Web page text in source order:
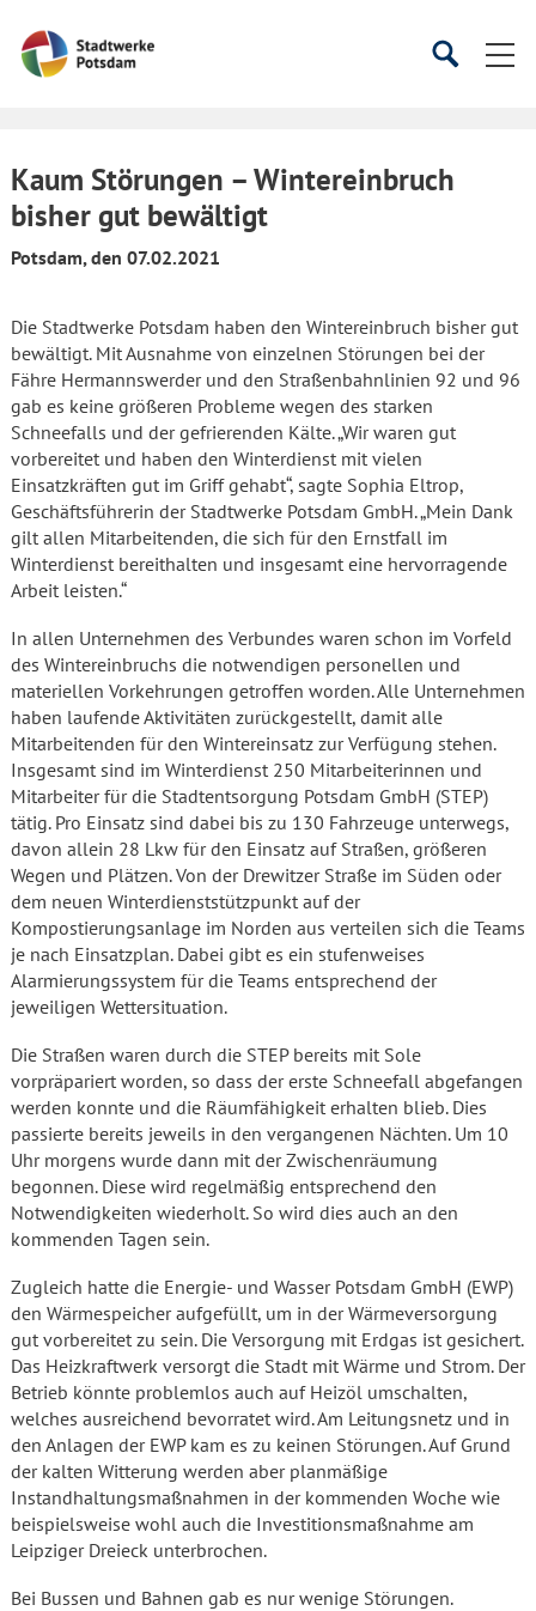
Startseite
SucheSuche
Kaum Störungen – Wintereinbruch
bisher gut bewältigt
Potsdam, den 07.02.2021
Die Stadtwerke Potsdam haben den Wintereinbruch bisher gut
bewältigt. Mit Ausnahme von einzelnen Störungen bei der
Fähre Hermannswerder und den Straßenbahnlinien 92 und 96
gab es keine größeren Probleme wegen des starken
Schneefalls und der gefrierenden Kälte. „Wir waren gut
vorbereitet und haben den Winterdienst mit vielen
Einsatzkräften gut im Griff gehabt“, sagte Sophia Eltrop,
Geschäftsführerin der Stadtwerke Potsdam GmbH. „Mein Dank
gilt allen Mitarbeitenden, die sich für den Ernstfall im
Winterdienst bereithalten und insgesamt eine hervorragende
Arbeit leisten.“
In allen Unternehmen des Verbundes waren schon im Vorfeld
des Wintereinbruchs die notwendigen personellen und
materiellen Vorkehrungen getroffen worden. Alle Unternehmen
haben laufende Aktivitäten zurückgestellt, damit alle
Mitarbeitenden für den Wintereinsatz zur Verfügung stehen.
Insgesamt sind im Winterdienst 250 Mitarbeiterinnen und
Mitarbeiter für die Stadtentsorgung Potsdam GmbH (STEP)
tätig. Pro Einsatz sind dabei bis zu 130 Fahrzeuge unterwegs,
davon allein 28 Lkw für den Einsatz auf Straßen, größeren
Wegen und Plätzen. Von der Drewitzer Straße im Süden oder
dem neuen Winterdienststützpunkt auf der
Kompostierungsanlage im Norden aus verteilen sich die Teams
je nach Einsatzplan. Dabei gibt es ein stufenweises
Alarmierungssystem für die Teams entsprechend der
jeweiligen Wettersituation.
Die Straßen waren durch die STEP bereits mit Sole
vorpräpariert worden, so dass der erste Schneefall abgefangen
werden konnte und die Räumfähigkeit erhalten blieb. Dies
passierte bereits jeweils in den vergangenen Nächten. Um 10
Uhr morgens wurde dann mit der Zwischenräumung
begonnen. Diese wird regelmäßig entsprechend den
Notwendigkeiten wiederholt. So wird dies auch an den
kommenden Tagen sein.
Zugleich hatte die Energie- und Wasser Potsdam GmbH (EWP)
den Wärmespeicher aufgefüllt, um in der Wärmeversorgung
gut vorbereitet zu sein. Die Versorgung mit Erdgas ist gesichert.
Das Heizkraftwerk versorgt die Stadt mit Wärme und Strom. Der
Betrieb könnte problemlos auch auf Heizöl umschalten,
welches ausreichend bevorratet wird. Am Leitungsnetz und in
den Anlagen der EWP kam es zu keinen Störungen. Auf Grund
der kalten Witterung werden aber planmäßige
Instandhaltungsmaßnahmen in der kommenden Woche wie
beispielsweise wohl auch die Investitionsmaßnahme am
Leipziger Dreieck unterbrochen.
Bei Bussen und Bahnen gab es nur wenige Störungen.